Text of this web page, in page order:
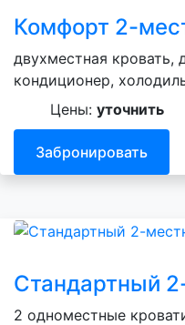
Комфорт 2-
двухместная
кондиционер,
Цены: уточнить
Забронировать
Стандартный
2 одноместные